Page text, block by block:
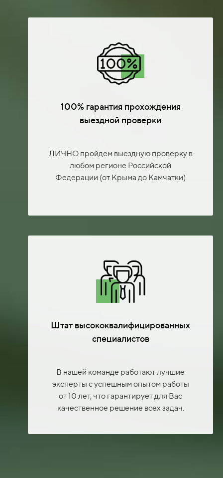
100% гарантия прохождения
выездной проверки
ЛИЧНО пройдем выездную проверку в
любом регионе Российской
Федерации (от Крыма до Камчатки)
Штат высококвалифицированных
специалистов
В нашей команде работают лучшие
эксперты с успешным опытом работы
от 10 лет, что гарантирует для Вас
качественное решение всех задач.